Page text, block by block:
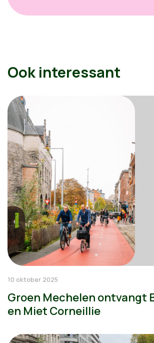
Ook interessant
10 oktober 2025
Groen Mechelen ontvangt
en Miet Corneillie